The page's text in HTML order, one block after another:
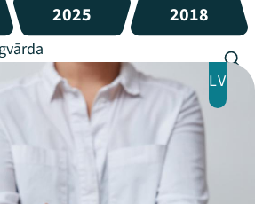
2025 2018
LV